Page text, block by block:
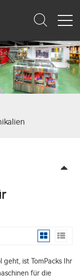
geht, ist TomPacks Ihr
für die